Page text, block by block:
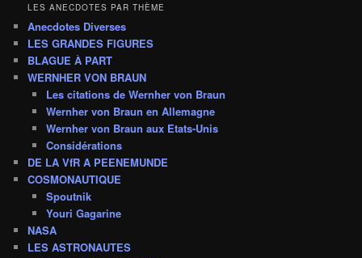
LES ANECDOTES PAR THÈME
Anecdotes Diverses
LES GRANDES FIGURES
BLAGUE À PART
WERNHER VON BRAUN
Les citations de Wernher von Braun
Wernher von Braun en Allemagne
Wernher von Braun aux Etats-Unis
Considérations
DE LA VfR A PEENEMUNDE
COSMONAUTIQUE
Spoutnik
Youri Gagarine
NASA
LES ASTRONAUTES